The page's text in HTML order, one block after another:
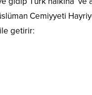
Cemiyyeti
getirir: